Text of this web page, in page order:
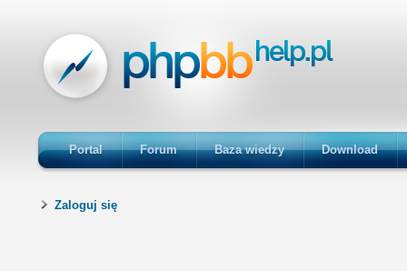
Portal Forum Baza wiedzy Download
Zaloguj się